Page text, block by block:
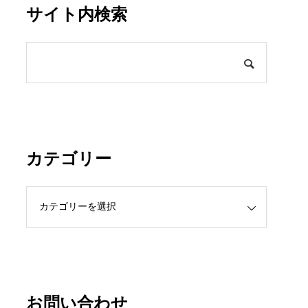
サイト内検索
カテゴリー
お問い合わせ